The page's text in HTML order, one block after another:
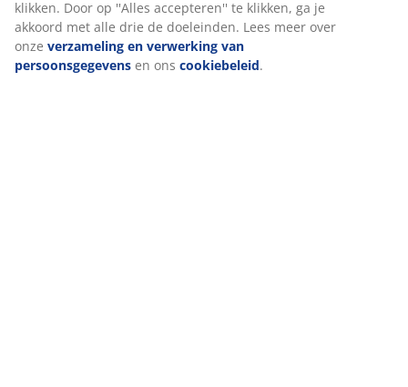
intrekken door op het cookie-icoontje te klikken. Door op
''Alles accepteren'' te klikken, ga je akkoord met alle drie
de doeleinden. Lees meer over onzeverzameling en
verwerking van persoonsgegevensen ons